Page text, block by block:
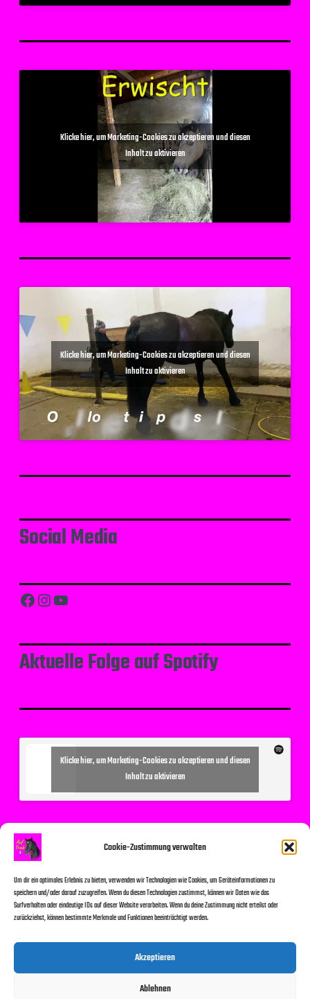
Cookie-Zustimmung verwalten
Um dir ein optimales Erlebnis zu bieten, verwenden wir Technologien wie Cookies, um Geräteinformationen zu
speichern und/oder darauf zuzugreifen. Wenn du diesen Technologien zustimmst, können wir Daten wie das
Surfverhalten oder eindeutige IDs auf dieser Website verarbeiten. Wenn du deine Zustimmung nicht erteilst oder
zurückziehst, können bestimmte Merkmale und Funktionen beeinträchtigt werden.
Akzeptieren
Ablehnen
Klicke hier, um Marketing-Cookies zu akzeptieren und diesen
Inhalt zu aktivieren
Klicke hier, um Marketing-Cookies zu akzeptieren und diesen
Inhalt zu aktivieren
Social Media
Facebook Instagram YouTube
Aktuelle Folge auf Spotify
Klicke hier, um Marketing-Cookies zu akzeptieren und diesen
Inhalt zu aktivieren
Suchen